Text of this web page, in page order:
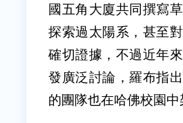
國五角大廈共同撰寫
探索過太陽系，甚至
確切證據，不過近年
發廣泛討論，羅布指
的團隊也在哈佛校園中